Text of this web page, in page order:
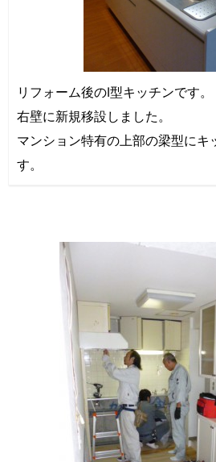
リフォーム後のI型キッチンです。
右壁に新規移設しました。
マンション特有の上部の梁型にキ
す。